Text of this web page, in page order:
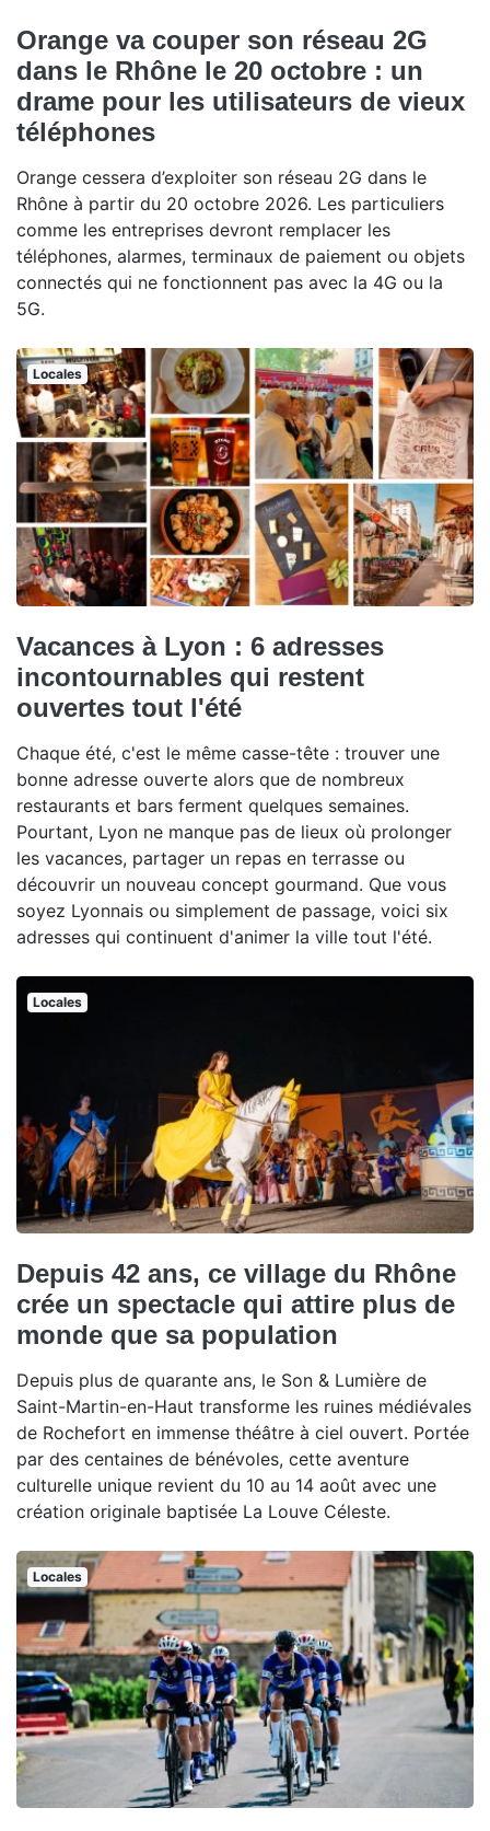
Orange va couper son réseau 2G
dans le Rhône le 20 octobre : un
drame pour les utilisateurs de vieux
téléphones
Orange cessera d’exploiter son réseau 2G dans le
Rhône à partir du 20 octobre 2026. Les particuliers
comme les entreprises devront remplacer les
téléphones, alarmes, terminaux de paiement ou objets
connectés qui ne fonctionnent pas avec la 4G ou la
5G.
Locales
Vacances à Lyon : 6 adresses
incontournables qui restent
ouvertes tout l'été
Chaque été, c'est le même casse-tête : trouver une
bonne adresse ouverte alors que de nombreux
restaurants et bars ferment quelques semaines.
Pourtant, Lyon ne manque pas de lieux où prolonger
les vacances, partager un repas en terrasse ou
découvrir un nouveau concept gourmand. Que vous
soyez Lyonnais ou simplement de passage, voici six
adresses qui continuent d'animer la ville tout l'été.
Locales
Depuis 42 ans, ce village du Rhône
crée un spectacle qui attire plus de
monde que sa population
Depuis plus de quarante ans, le Son & Lumière de
Saint-Martin-en-Haut transforme les ruines médiévales
de Rochefort en immense théâtre à ciel ouvert. Portée
par des centaines de bénévoles, cette aventure
culturelle unique revient du 10 au 14 août avec une
création originale baptisée La Louve Céleste.
Locales